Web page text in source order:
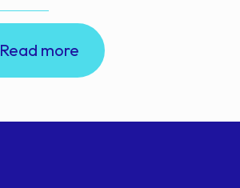
Read more